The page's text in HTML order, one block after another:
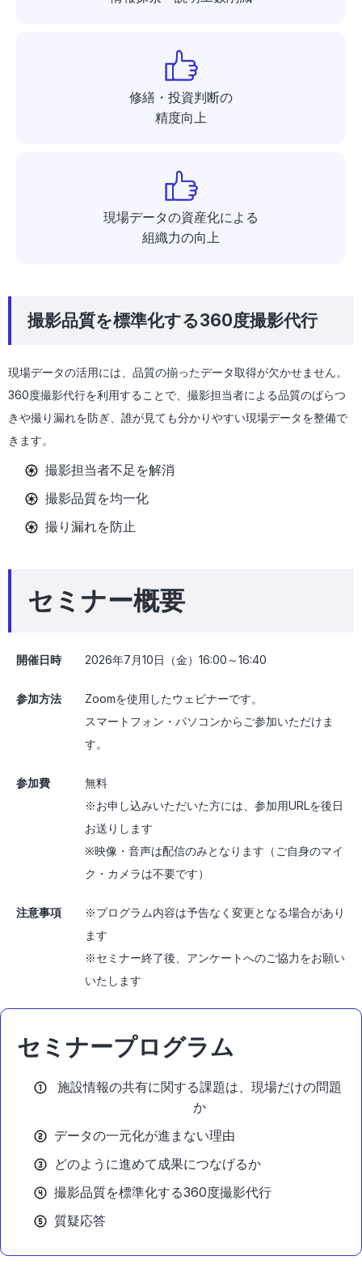
修繕・投資判断の
精度向上
現場データの資産化による
組織力の向上
撮影品質を標準化する360度撮影代行
現場データの活用には、品質の揃ったデータ取得が欠かせません。
360度撮影代行を利用することで、撮影担当者による品質のばらつ
きや撮り漏れを防ぎ、誰が見ても分かりやすい現場データを整備で
きます。
撮り漏れを防止
撮影品質を均一化
撮影担当者不足を解消
セミナー概要
開催日時 2026年7月10日（金）16:00～16:40
参加方法
Zoomを使用したウェビナーです。
スマートフォン・パソコンからご参加いただけま
す。
参加費
無料
※お申し込みいただいた方には、参加用URLを後日
お送りします
※映像・音声は配信のみとなります（ご自身のマイ
ク・カメラは不要です）
注意事項
※プログラム内容は予告なく変更となる場合があり
ます
※セミナー終了後、アンケートへのご協力をお願い
いたします
セミナープログラム
質疑応答
撮影品質を標準化する360度撮影代行
どのように進めて成果につなげるか
データの一元化が進まない理由
施設情報の共有に関する課題は、現場だけの問題
か